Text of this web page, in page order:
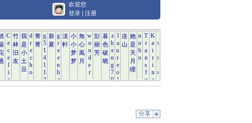
欢迎您
登录
注册
分享